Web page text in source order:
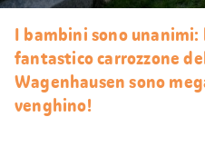
I bambini sono unanimi:
fantastico carrozzone
Wagenhausen sono
venghino!